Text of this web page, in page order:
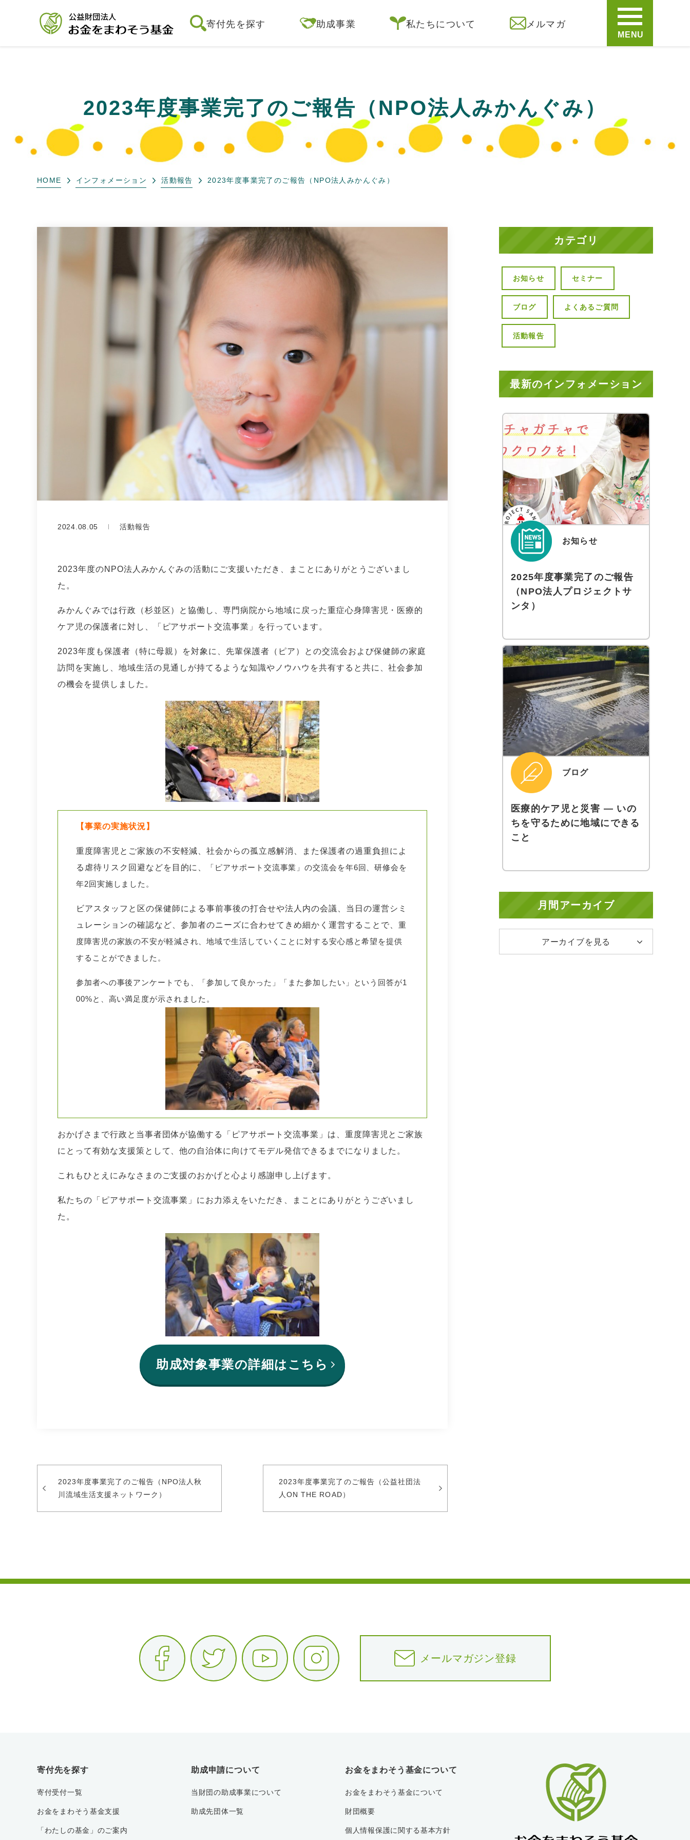
寄付先を探す 助成事業 私たちについて メルマガ
MENU
2023年度事業完了のご報告（NPO法人みかんぐみ）
HOME インフォメーション 活動報告 2023年度事業完了のご報告（NPO法人みかんぐみ）
2024.08.05 活動報告
2023年度のNPO法人みかんぐみの活動にご支援いただき、まことにありがとうございまし
た。
みかんぐみでは行政（杉並区）と協働し、専門病院から地域に戻った重症心身障害児・医療的
ケア児の保護者に対し、「ピアサポート交流事業」を行っています。
2023年度も保護者（特に母親）を対象に、先輩保護者（ピア）との交流会および保健師の家庭
訪問を実施し、地域生活の見通しが持てるような知識やノウハウを共有すると共に、社会参加
の機会を提供しました。
【事業の実施状況】
重度障害児とご家族の不安軽減、社会からの孤立感解消、また保護者の過重負担によ
る虐待リスク回避などを目的に、
「ピアサポート交流事業」の交流会を年6回、研修会を
年2回実施しました。
ビアスタッフと区の保健師による事前事後の打合せや法人内の会議、当日の運営シミ
ュレーションの確認など、参加者のニーズに合わせてきめ細かく運営することで、 重
度障害児の家族の不安が軽減され、地域で生活していくことに対する安心感と希望を提供
することができました。
参加者への事後アンケートでも、「参加して良かった」「また参加したい」という回答が1
00%と、高い満足度が示されました。
おかげさまで行政と当事者団体が協働する「ピアサポート交流事業」は、重度障害児とご家族
にとって有効な支援策として、他の自治体に向けてモデル発信できるまでになりました。
これもひとえにみなさまのご支援のおかげと心より感謝申し上げます。
私たちの「ピアサポート交流事業」にお力添えをいただき、まことにありがとうございまし
た。
助成対象事業の詳細はこちら
2023年度事業完了のご報告（NPO法人秋
川流域生活支援ネットワーク）
2023年度事業完了のご報告（公益社団法
人ON THE ROAD）
カテゴリ
お知らせ セミナー
ブログ よくあるご質問
活動報告
最新のインフォメーション
お知らせ
2025年度事業完了のご報告
（NPO法人プロジェクトサ
ンタ）
ブログ
医療的ケア児と災害 ― いの
ちを守るために地域にできる
こと
月間アーカイブ
アーカイブを見る
メールマガジン登録
寄付先を探す
寄付受付一覧
お金をまわそう基金支援
「わたしの基金」のご案内
助成申請について
当財団の助成事業について
助成先団体一覧
お金をまわそう基金について
お金をまわそう基金について
財団概要
個人情報保護に関する基本方針